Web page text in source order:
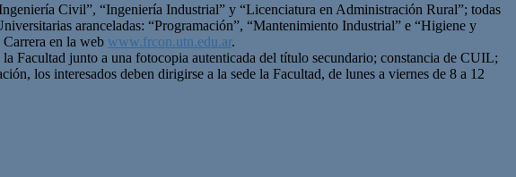
Civil”, “Ingeniería Industrial” y “Licenciatura en Administración Rural”; todas
aranceladas: “Programación”, “Mantenimiento Industrial” e “Higiene y
en la web www.frcon.utn.edu.ar.
Facultad junto a una fotocopia autenticada del título secundario; constancia de CUIL;
los interesados deben dirigirse a la sede la Facultad, de lunes a viernes de 8 a 12